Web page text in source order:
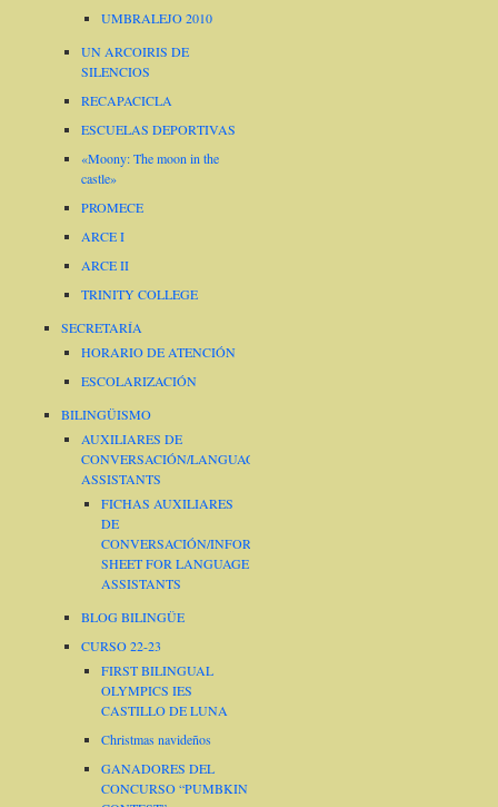
UMBRALEJO 2010
UN ARCOIRIS DE
SILENCIOS
RECAPACICLA
ESCUELAS DEPORTIVAS
«Moony: The moon in the
castle»
PROMECE
ARCE I
ARCE II
TRINITY COLLEGE
SECRETARÍA
HORARIO DE ATENCIÓN
ESCOLARIZACIÓN
BILINGÜISMO
AUXILIARES DE
CONVERSACIÓN/LANGUAGE
ASSISTANTS
FICHAS AUXILIARES
DE
CONVERSACIÓN/INFORMATION
SHEET FOR LANGUAGE
ASSISTANTS
BLOG BILINGÜE
CURSO 22-23
FIRST BILINGUAL
OLYMPICS IES
CASTILLO DE LUNA
Christmas navideños
GANADORES DEL
CONCURSO “PUMBKIN